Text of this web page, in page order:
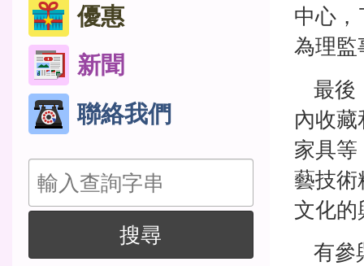
優惠
新聞
聯絡我們
搜
尋
搜尋
中心
為理監
最後
內收
家具
藝技術
文化的
有參